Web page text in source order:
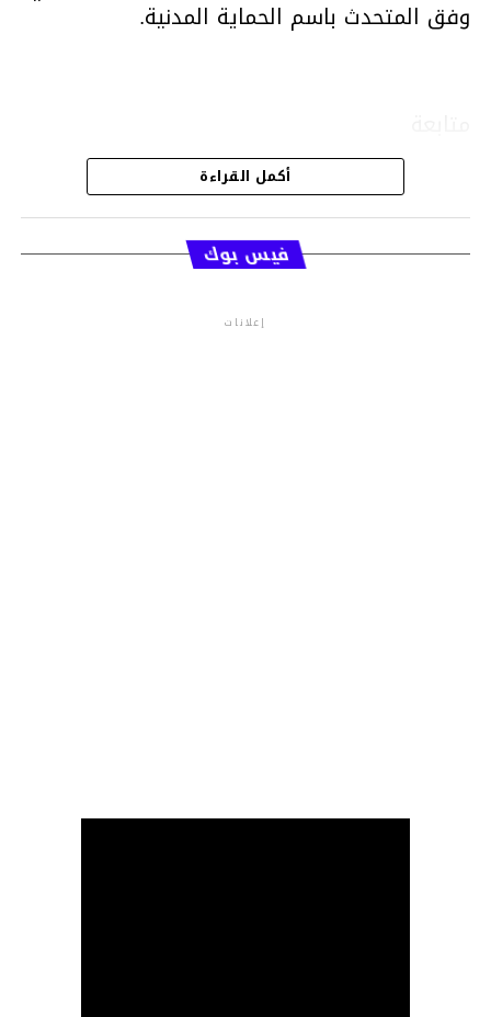
وفق المتحدث باسم الحماية المدنية.
قسم الاخبار
أكمل القراءة
فيس بوك
إعلانات